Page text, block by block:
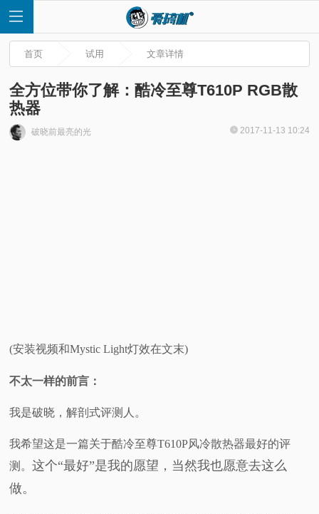
首
视
频
科
普
体
首页 试用 文章详情
全方位带你了解：酷冷至尊T610P RGB散
热器
破晓前最亮的光 2017-11-13 10:24
(安装视频和Mystic Light灯效在文末)
不太一样的前言：
我是破晓，解剖式评测人。
我希望这是一篇关于酷冷至尊T610P风冷散热器最好的评
测。这个“最好”是我的愿望，当然我也愿意去这么
做。